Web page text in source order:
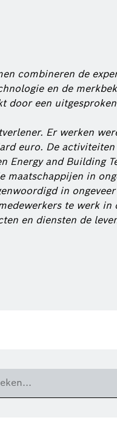
combineren de
en de
door een
Er werken
euro. De
and Building
in
in
te werk
en diensten de